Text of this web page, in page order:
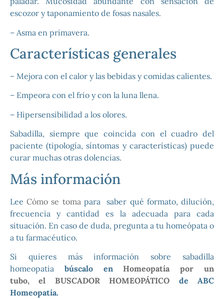
escozor y taponamiento de fosas nasales.
– Asma en primavera.
Características generales
– Mejora con el calor y las bebidas y comidas calientes.
– Empeora con el frio y con la luna llena.
– Hipersensibilidad a los olores.
Sabadilla, siempre que coincida con el cuadro del
paciente (tipología, síntomas y características) puede
curar muchas otras dolencias.
Más información
LeeCómo se toma para saber qué formato, dilución,
frecuencia y cantidad es la adecuada para cada
situación. En caso de duda, pregunta a tu homeópata o
a tu farmacéutico.
Si quieres más información sobre sabadilla
homeopatia búscalo enHomeopatía por un
tubo,el BUSCADOR HOMEOPÁTICO de ABC
Homeopatía.